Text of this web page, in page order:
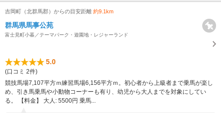
吉岡町（北群馬郡）からの目安距離 約9.1km
群馬県馬事公苑
富士見町小暮／テーマパーク・遊園地・レジャーランド
5.0
(口コミ 2件)
競技馬場7,107平方ｍ練習馬場6,156平方ｍ。初心者から上級者まで乗馬が楽し
め、引き馬乗馬や小動物コーナーも有り、幼児から大人までを対象にしてい
る。 【料金】 大人: 5500円 乗馬...